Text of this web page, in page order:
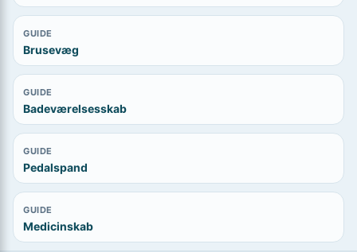
GUIDE
Brusevæg
GUIDE
Badeværelsesskab
GUIDE
Pedalspand
GUIDE
Medicinskab